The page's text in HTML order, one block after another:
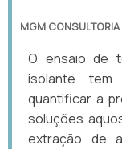
MGM CONSULTORIA
O ensaio de
isolante tem
quantificar a
soluções
extração de